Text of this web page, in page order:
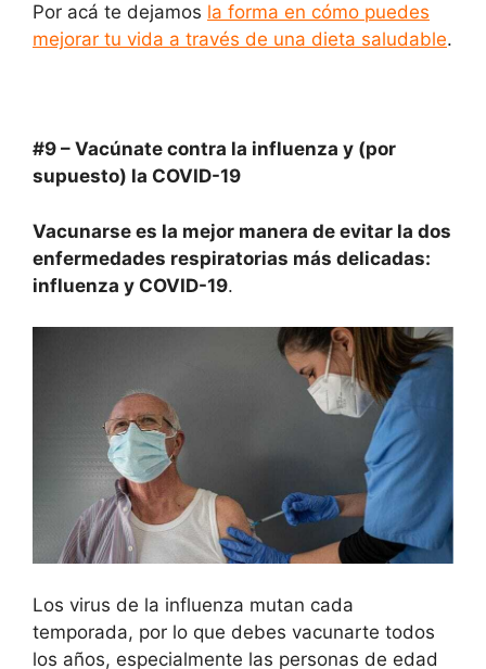
Por acá te dejamos la forma en cómo puedes
mejorar tu vida a través de una dieta saludable.
#9 – Vacúnate contra la influenza y (por
supuesto) la COVID-19
Vacunarse es la mejor manera de evitar la dos
enfermedades respiratorias más delicadas:
influenza y COVID-19.
Los virus de la influenza mutan cada
temporada, por lo que debes vacunarte todos
los años, especialmente las personas de edad